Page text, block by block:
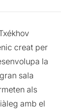
creat per
la
sala
als
amb el